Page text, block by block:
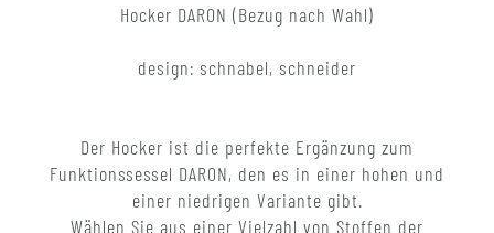
Hocker DARON (Bezug nach Wahl)
design: schnabel, schneider
Der Hocker ist die perfekte Ergänzung zum
Funktionssessel DARON, den es in einer hohen und
einer niedrigen Variante gibt.
Wählen Sie aus einer Vielzahl von Stoffen der